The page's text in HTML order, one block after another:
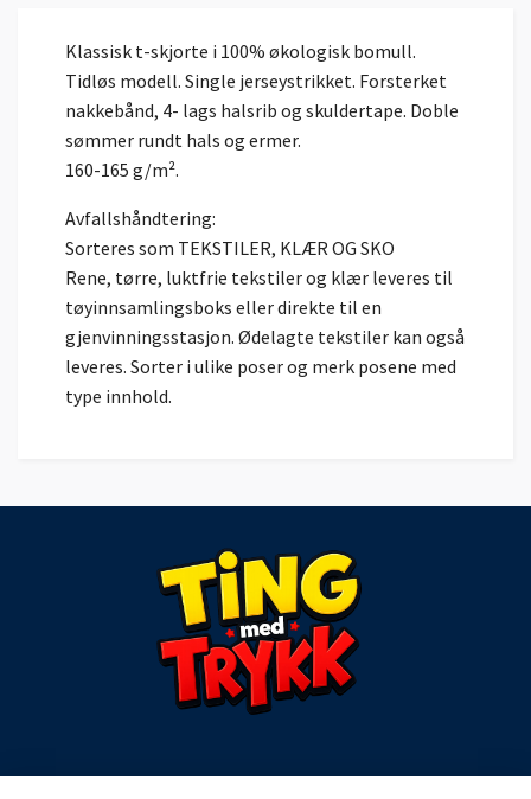
Klassisk t-skjorte i 100% økologisk bomull.
Tidløs modell. Single jerseystrikket. Forsterket
nakkebånd, 4- lags halsrib og skuldertape. Doble
sømmer rundt hals og ermer.
160-165 g/m².
Avfallshåndtering:
Sorteres som TEKSTILER, KLÆR OG SKO
Rene, tørre, luktfrie tekstiler og klær leveres til
tøyinnsamlingsboks eller direkte til en
gjenvinningsstasjon. Ødelagte tekstiler kan også
leveres. Sorter i ulike poser og merk posene med
type innhold.